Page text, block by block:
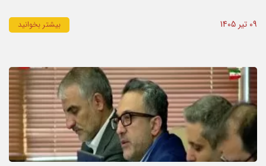
09 تیر 1405 بیشتر بخوانید